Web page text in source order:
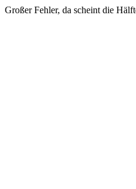
Großer Fehler, da scheint die